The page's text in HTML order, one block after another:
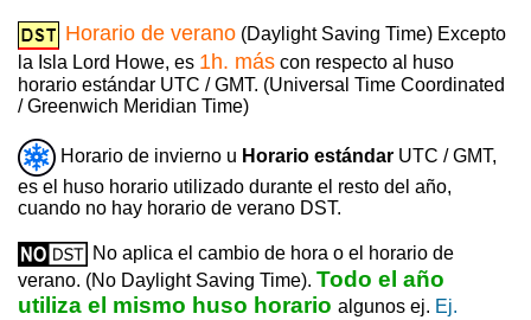
Horario de verano (Daylight Saving Time) Excepto
la Isla Lord Howe, es 1h. más con respecto al huso
horario estándar UTC / GMT. (Universal Time Coordinated
/ Greenwich Meridian Time)
Horario de invierno u Horario estándar UTC / GMT,
es el huso horario utilizado durante el resto del año,
cuando no hay horario de verano DST.
No aplica el cambio de hora o el horario de
verano. (No Daylight Saving Time). Todo el año
utiliza el mismo huso horario algunos ej. Ej.